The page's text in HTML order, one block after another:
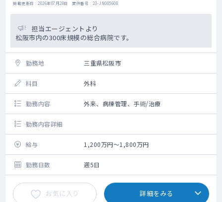
掲載更新日 : 2026年07月28日 案件番号 : 23-JN005608
担当エージェントより
松阪市内の300床規模の総合病院です。
勤務地 三重県松阪市
科目 外科
勤務内容 外来、病棟管理、手術/治療
勤務内容詳細
給与 1,200万円～1,800万円
勤務日数 週5日
お気に入り 詳細をみる